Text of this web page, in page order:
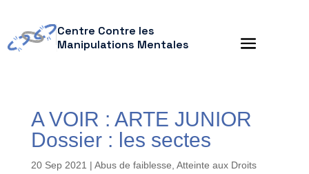
Centre Contre les
Manipulations Mentales
A VOIR : ARTE JUNIOR
Dossier : les sectes
20 Sep 2021 | Abus de faiblesse Atteinte aux Droits